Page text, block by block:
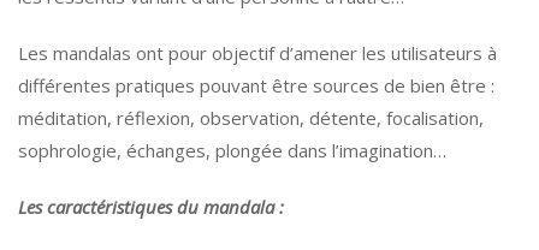
Les mandalas ont pour objectif d’amener les utilisateurs à
différentes pratiques pouvant être sources de bien être :
méditation, réflexion, observation, détente, focalisation,
sophrologie, échanges, plongée dans l’imagination…
Les caractéristiques du mandala :